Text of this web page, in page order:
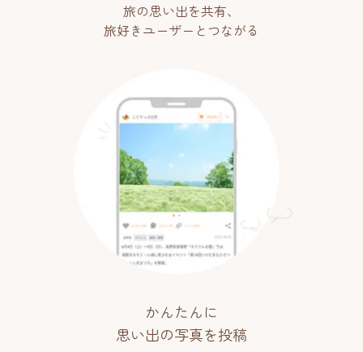
旅の思い出を共有、
旅好きユーザーとつながる
かんたんに
思い出の写真を投稿